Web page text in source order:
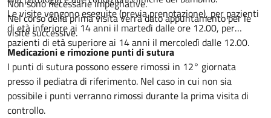
Non sono necessarie impegnative.
Nel corso della prima visita verrà dato appuntamento per le
visite successive.
Le visite vengono eseguite (previa prenotazione), per pazienti
di età inferiore ai 14 anni il martedì dalle ore 12.00, per
pazienti di età superiore ai 14 anni il mercoledì dalle 12.00.
Medicazioni e rimozione punti di sutura
I punti di sutura possono essere rimossi in 12° giornata
presso il pediatra di riferimento. Nel caso in cui non sia
possibile i punti verranno rimossi durante la prima visita di
controllo.